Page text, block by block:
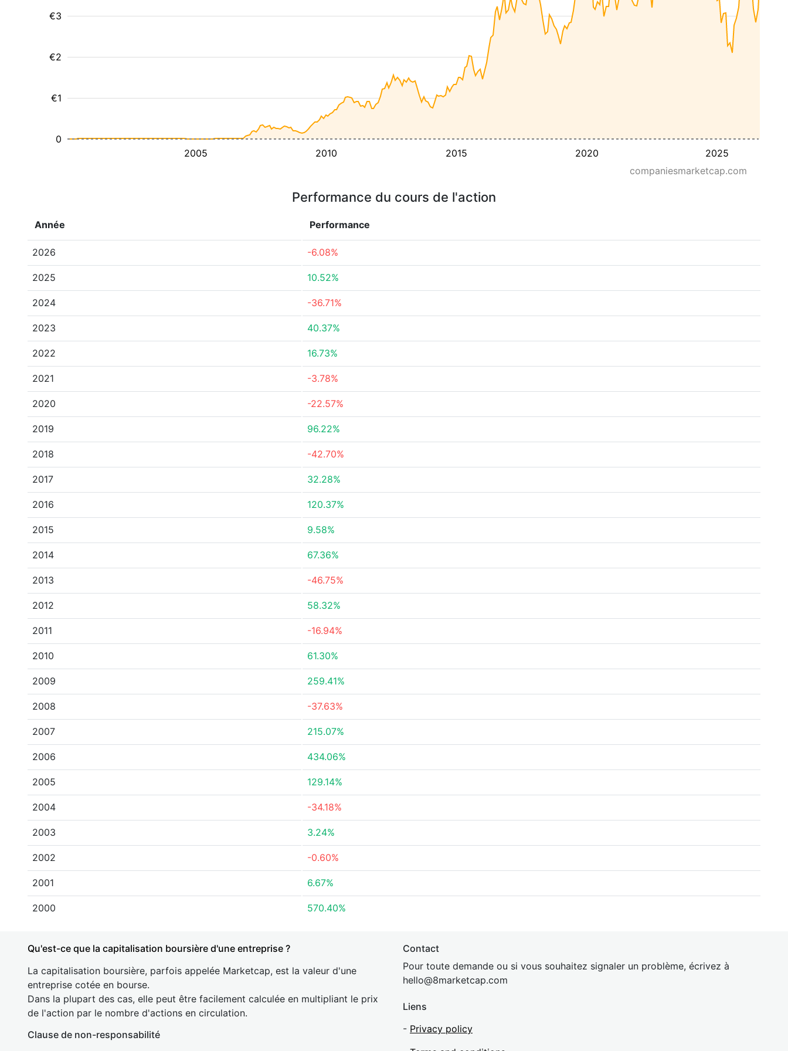
2005 2010 2015 2020 2025
€1
€2
€3
0
companiesmarketcap.com
Performance du cours de l'action
Année Performance
2026 -6.08%
2025 10.52%
2024 -36.71%
2023 40.37%
2022 16.73%
2021 -3.78%
2020 -22.57%
2019 96.22%
2018 -42.70%
2017 32.28%
2016 120.37%
2015 9.58%
2014 67.36%
2013 -46.75%
2012 58.32%
2011 -16.94%
2010 61.30%
2009 259.41%
2008 -37.63%
2007 215.07%
2006 434.06%
2005 129.14%
2004 -34.18%
2003 3.24%
2002 -0.60%
2001 6.67%
2000 570.40%
Qu'est-ce que la capitalisation boursière d'une entreprise ?
La capitalisation boursière, parfois appelée Marketcap, est la valeur d'une
entreprise cotée en bourse.
Dans la plupart des cas, elle peut être facilement calculée en multipliant le prix
de l'action par le nombre d'actions en circulation.
Clause de non-responsabilité
Contact
Pour toute demande ou si vous souhaitez signaler un problème, écrivez à
hello@8marketcap.com
Liens
- Privacy policy